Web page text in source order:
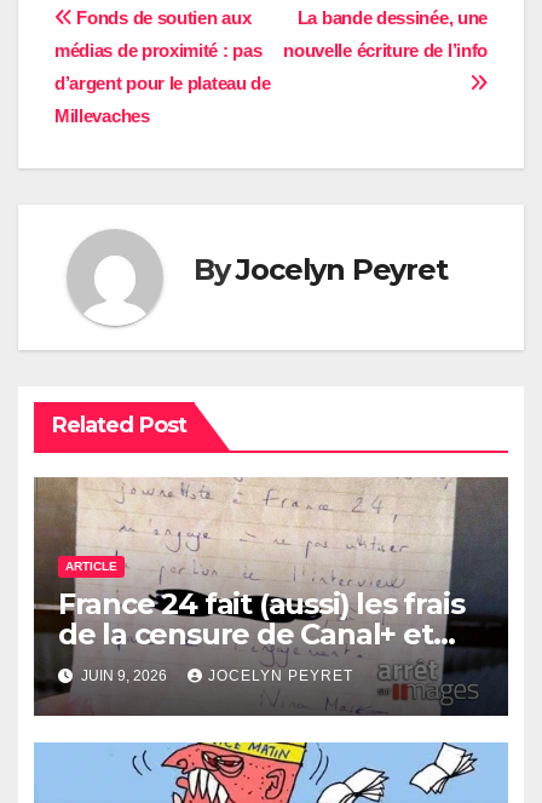
Navigation
de
l’article
La bande dessinée, une
nouvelle écriture de l’info
Fonds de soutien aux
médias de proximité : pas
d’argent pour le plateau de
Millevaches
ByJocelyn Peyret
Related Post
ARTICLE
France 24 fait (aussi) les frais
de la censure de Canal+ et
Bolloré
JUIN 9, 2026 JOCELYN PEYRET